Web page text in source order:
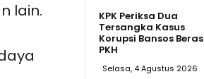
lain.
KPK Periksa Dua
Tersangka Kasus
Korupsi Bansos Beras
PKH
Selasa, 4 Agustus 2026